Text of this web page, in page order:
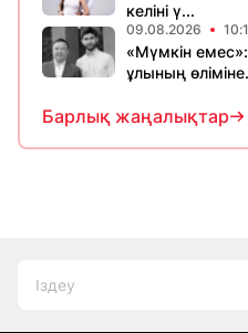
келіні ү...
09.08.2026
«Мүмкін
ұлының
Барлық жаңалықтар